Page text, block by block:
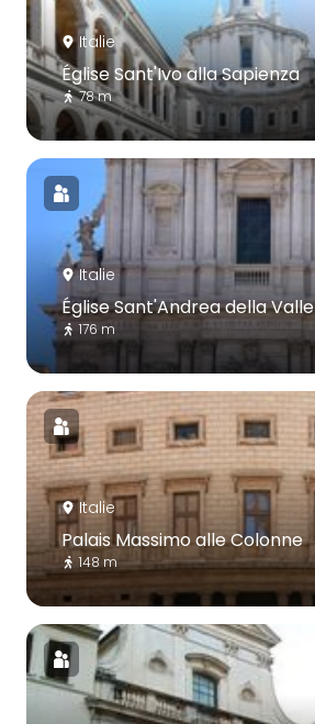
Italie
Église Sant'Ivo alla Sapienza
78 m
Italie
Église Sant'Andrea della Valle
176 m
Italie
Palais Massimo alle Colonne
148 m